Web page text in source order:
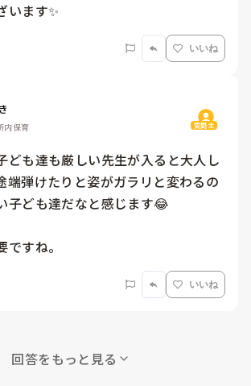
います✨
いいね
内保育 質問主
ども達も厳しい先生が入ると大人し
端弾けたりと姿がガラリと変わるの
子ども達だなと感じます😂
ですね。
いいね
回答をもっと見る